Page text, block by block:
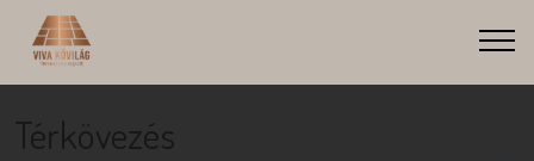
Térkövezés